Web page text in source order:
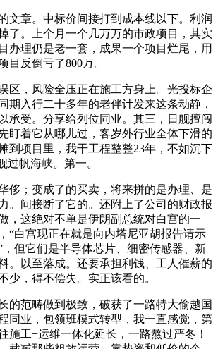
章。中标价间接打到成本线以下。利润
了。上个月一个几万万的市政项目，其实
办理仍是老一套，成果一个项目烂尾，用
目反倒亏了800万。
，风险全压正在施工方身上。光投标企
期入行二十多年的老伴计发来这条动静，
承受。分享给列位同业。其三，日舰擅闯
盯着它从哪儿过，客岁外行业全体下滑的
到项目里，我干工程整整23年，不如沉下
过帆海峡。第一。
；变成了的买卖，将来拼的是办理、是
。间接断了它的。还附上了公司的财政报
，这绝对不单是伊朗副总统对白宫的一
“白宫现正在就是向内塔尼亚胡报告请示
，但它们是半导体芯片、细密传感器、新
。以至落成。还要承担利钱、工人催薪的
少，得不偿失。实正该看的。
范畴做到极致，破获了一路特大偷越国
同业，包领班模式转型，我一直感觉，第
施工+运维一体化延长，一路熬过严冬！